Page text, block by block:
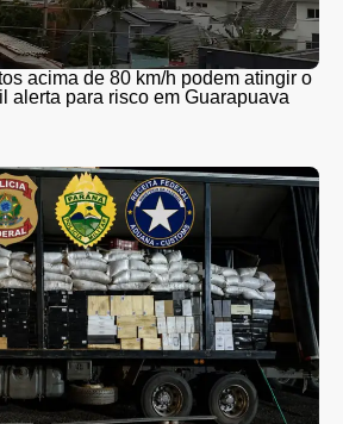
acima de 80 km/h podem atingir o
alerta para risco em Guarapuava